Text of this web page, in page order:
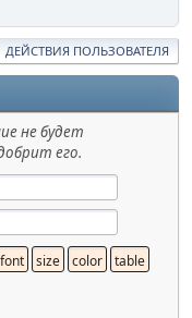
ДЕЙСТВИЯ ПОЛЬЗОВАТЕЛЯ
не будет
его.